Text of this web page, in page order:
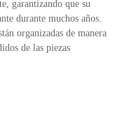
garantizando que su
durante muchos años.
organizadas de manera
de las piezas